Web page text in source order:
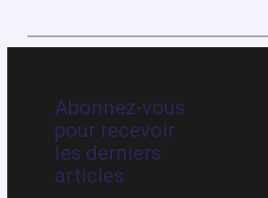
Abonnez-vous
pour recevoir
les derniers
articles